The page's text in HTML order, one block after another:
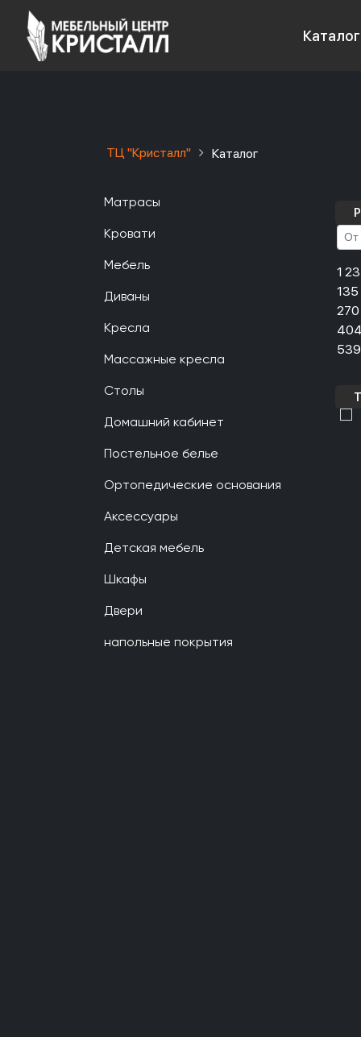
Каталог
ТЦ "Кристалл" Каталог
Матрасы
Кровати
Мебель
Диваны
Кресла
Массажные кресла
Столы
Домашний кабинет
Постельное белье
Ортопедические основания
Аксессуары
Детская мебель
Шкафы
Двери
напольные покрытия
1
270